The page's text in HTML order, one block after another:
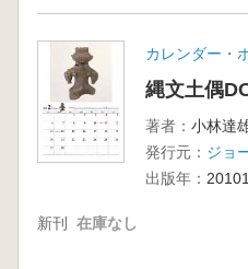
カレンダー・
縄文土偶
著者： 小林達
発行元：
出版年：
新刊 在庫なし